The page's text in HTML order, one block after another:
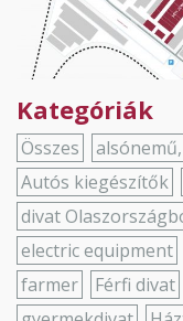
Kategóriák
Összes
Autós kiegészítők
divat
electric equipment
farmer
Férfi divat